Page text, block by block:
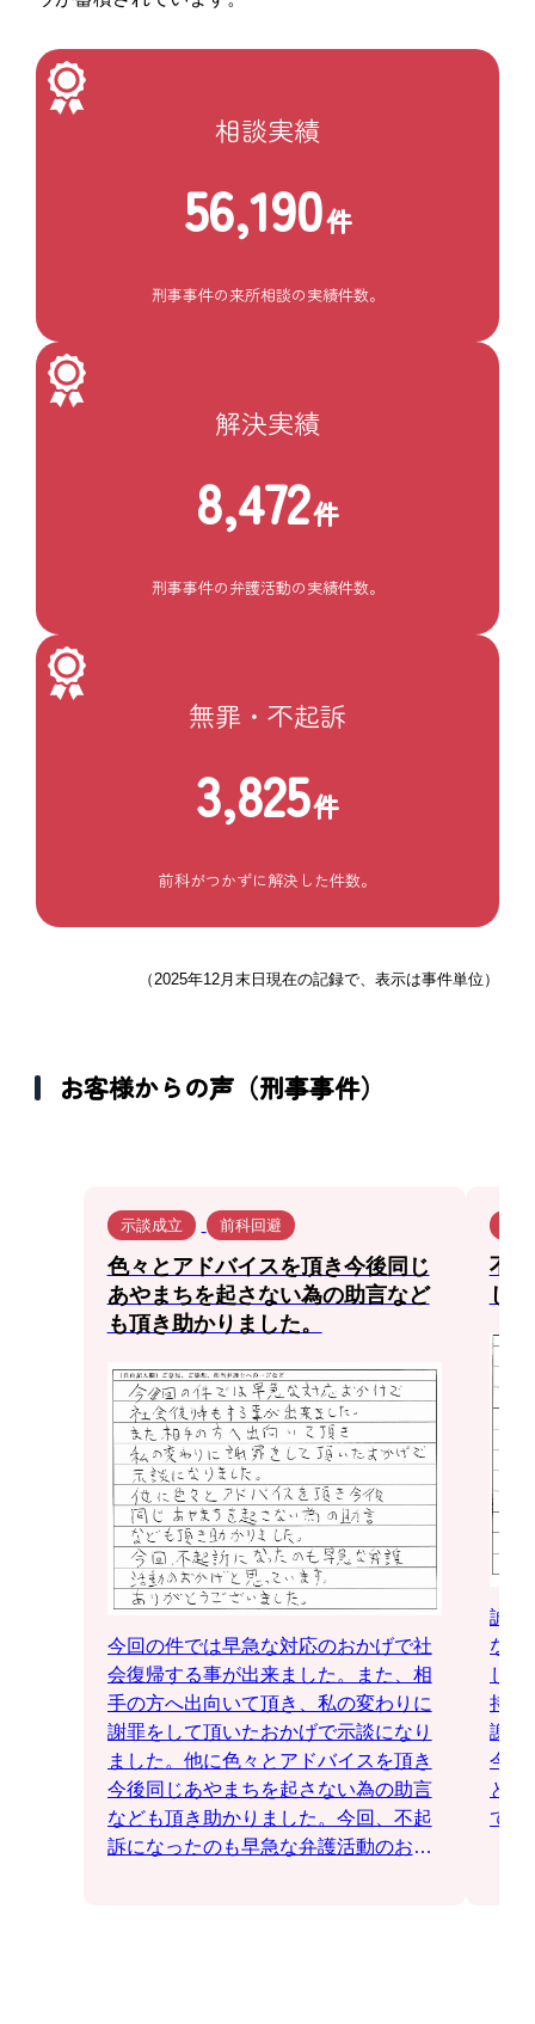
相談実績
56,190件
刑事事件の来所相談の実績件数。
解決実績
8,472件
刑事事件の弁護活動の実績件数。
無罪・不起訴
3,825件
前科がつかずに解決した件数。
（2025年12月末日現在の記録で、表示は事件単位）
お客様からの声（刑事事件）
示談成立 前科回避
色々とアドバイスを頂き今後同じ
あやまちを起さない為の助言など
も頂き助かりました。
今回の件では早急な対応のおかげで社
会復帰する事が出来ました。また、相
手の方へ出向いて頂き、私の変わりに
謝罪をして頂いたおかげで示談になり
ました。他に色々とアドバイスを頂き
今後同じあやまちを起さない為の助言
なども頂き助かりました。今回、不起
訴になったのも早急な弁護活動のおか
不
し
誠に
なっ
して
持ち
謝し
今回
とな
て、